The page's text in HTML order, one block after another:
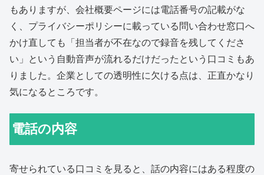
もありますが、会社概要ページには電話番号の記載がな
く、プライバシーポリシーに載っている問い合わせ窓口へ
かけ直しても「担当者が不在なので録音を残してくださ
い」という自動音声が流れるだけだったという口コミもあ
りました。企業としての透明性に欠ける点は、正直かなり
気になるところです。
電話の内容
寄せられている口コミを見ると、話の内容にはある程度の